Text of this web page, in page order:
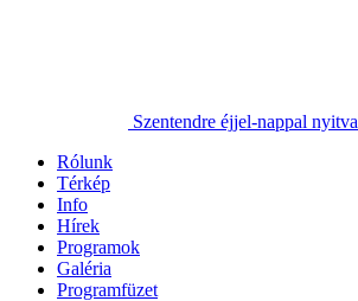
Szentendre éjjel-nappal nyitva
Rólunk
Térkép
Info
Hírek
Programok
Galéria
Programfüzet